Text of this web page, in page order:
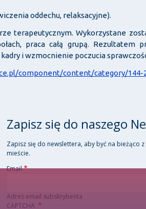
oddechu, relaksacyjne).
terapeutycznym. Wykorzystane
praca całą grupą.
i wzmocnienie poczucia
component/content/category/144-
Zapisz się do naszego
Zapisz się do newslettera, aby być na bieżąco
mieście.
Email
Adres email subskrybenta
CAPTCHA